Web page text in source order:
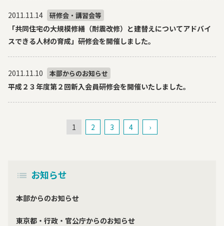
2011.11.14 研修会・講習会等
「共同住宅の大規模修繕（耐震改修）と建替えについてアドバイ
スできる人材の育成」研修会を開催しました。
2011.11.10 本部からのお知らせ
平成２３年度第２回新入会員研修会を開催いたしました。
1 2 3 4 ›
お知らせ
本部からのお知らせ
東京都・行政・官公庁からのお知らせ